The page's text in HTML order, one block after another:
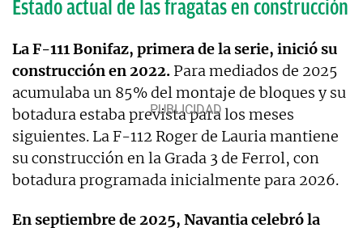
Estado actual de las fragatas en construcción
La F-111 Bonifaz, primera de la serie, inició su
construcción en 2022. Para mediados de 2025
acumulaba un 85% del montaje de bloques y su
botadura estaba prevista para los meses
siguientes. La F-112 Roger de Lauria mantiene
su construcción en la Grada 3 de Ferrol, con
botadura programada inicialmente para 2026.
En septiembre de 2025, Navantia celebró la